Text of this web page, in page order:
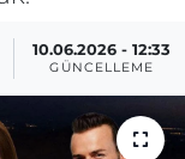
10.06.2026 - 12:33
GÜNCELLEME